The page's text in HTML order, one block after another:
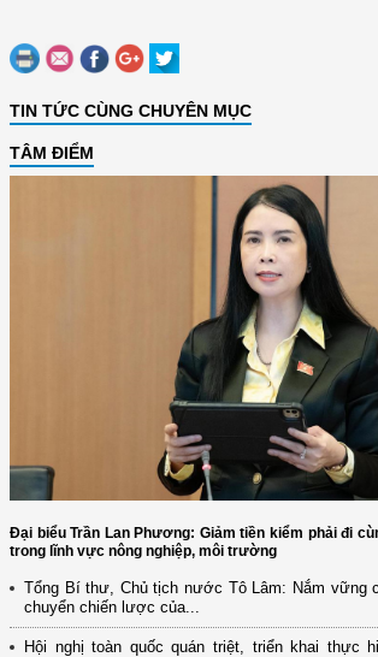
TIN TỨC CÙNG CHUYÊN MỤC
TÂM ĐIỂM
Đại biểu Trần Lan Phương: Giảm tiền kiểm phải đi
trong lĩnh vực nông nghiệp, môi trường
Tổng Bí thư, Chủ tịch nước Tô Lâm: Nắm vững
chuyển chiến lược của...
Hội nghị toàn quốc quán triệt, triển khai thực